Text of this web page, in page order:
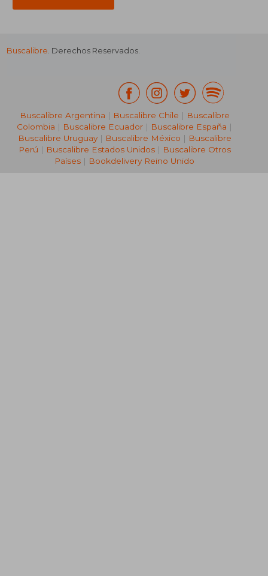
₡ 13.765
Buscalibre. Derechos Reservados.
Buscalibre Argentina | Buscalibre Chile | Buscalibre
Colombia | Buscalibre Ecuador | Buscalibre España |
Buscalibre Uruguay| Buscalibre México | Buscalibre
Perú | Buscalibre Estados Unidos| Buscalibre Otros
Países | Bookdelivery Reino Unido